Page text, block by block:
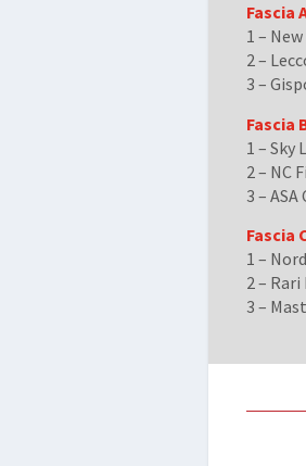
Fascia
1 –
2 –
3 –
Fascia
1 – Sky
2 – NC
3 –
Fascia
1 –
2 –
3 –